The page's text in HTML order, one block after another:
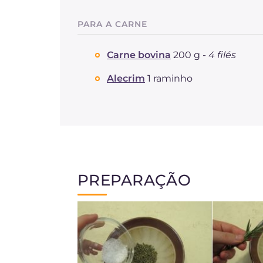
PARA A CARNE
Carne bovina 200 g - 4 filés
Alecrim 1 raminho
PREPARAÇÃO